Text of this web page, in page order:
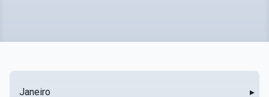
Janeiro ▸